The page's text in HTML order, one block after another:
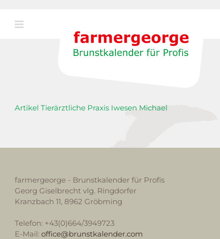
springen
Artikel Tierärztliche Praxis Iwesen Michael
farmergeorge - Brunstkalender für Profis
Georg Giselbrecht vlg. Ringdorfer
Kranzbach 11, 8962 Gröbming
Telefon: +43(0)664/3949723
E-Mail: office@brunstkalender.com